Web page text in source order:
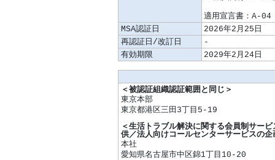
適用宣言書：A-
MSA認証日
2026年2月25日
再認証日/改訂日
‐
有効期限
2029年2月24日
＜被認証組織認証範囲と同じ＞
東京本部
東京都港区三田3丁目5-19
＜生活トラブル解決に関する会員制サー
供／法人向けコールセンターサービスの
本社
愛知県名古屋市中区錦1丁目10-20